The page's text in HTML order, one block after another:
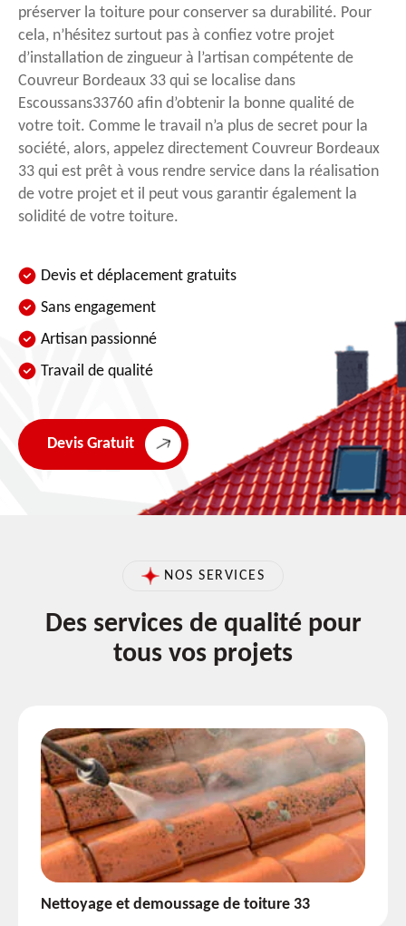
préserver la toiture pour conserver sa durabilité. Pour
cela, n’hésitez surtout pas à confiez votre projet
d’installation de zingueur à l’artisan compétente de
Couvreur Bordeaux 33 qui se localise dans
Escoussans33760 afin d’obtenir la bonne qualité de
votre toit. Comme le travail n’a plus de secret pour la
société, alors, appelez directement Couvreur Bordeaux
33 qui est prêt à vous rendre service dans la réalisation
de votre projet et il peut vous garantir également la
solidité de votre toiture.
Devis et déplacement gratuits
Sans engagement
Artisan passionné
Travail de qualité
Devis Gratuit
NOS SERVICES
Des services de qualité pour
tous vos projets
Etanchéité toiture 33